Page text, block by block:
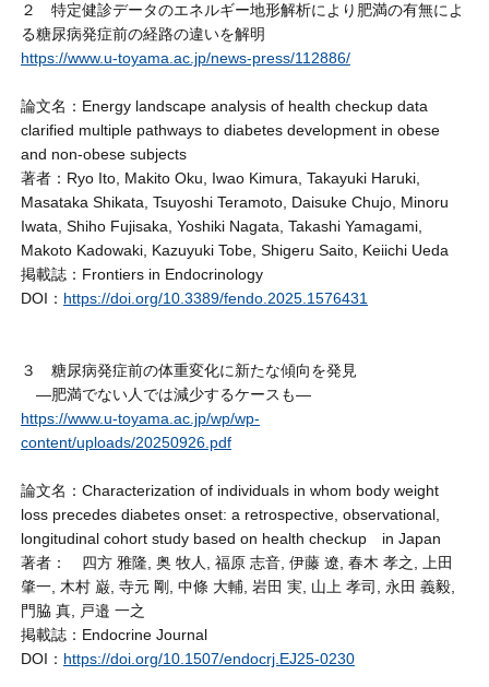
２ 特定健診データのエネルギー地形解析により肥満の有無によ
る糖尿病発症前の経路の違いを解明
https://www.u-toyama.ac.jp/news-press/112886/
論文名：Energy landscape analysis of health checkup data
clarified multiple pathways to diabetes development in obese
and non-obese subjects
著者：Ryo Ito, Makito Oku, Iwao Kimura, Takayuki Haruki,
Masataka Shikata, Tsuyoshi Teramoto, Daisuke Chujo, Minoru
Iwata, Shiho Fujisaka, Yoshiki Nagata, Takashi Yamagami,
Makoto Kadowaki, Kazuyuki Tobe, Shigeru Saito, Keiichi Ueda
掲載誌：Frontiers in Endocrinology
DOI： https://doi.org/10.3389/fendo.2025.1576431
３ 糖尿病発症前の体重変化に新たな傾向を発見
―肥満でない人では減少するケースも―
https://www.u-toyama.ac.jp/wp/wp-
content/uploads/20250926.pdf
論文名：Characterization of individuals in whom body weight
loss precedes diabetes onset: a retrospective, observational,
longitudinal cohort study based on health checkup in Japan
著者： 四方 雅隆, 奥 牧人, 福原 志音, 伊藤 遼, 春木 孝之, 上田
肇一, 木村 巌, 寺元 剛, 中條 大輔, 岩田 実, 山上 孝司, 永田 義毅,
門脇 真, 戸邉 一之
掲載誌：Endocrine Journal
DOI： https://doi.org/10.1507/endocrj.EJ25-0230